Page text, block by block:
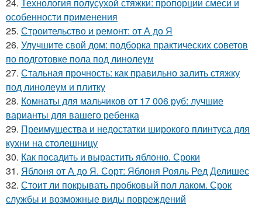
особенности применения
25. Строительство и ремонт: от А до Я
26. Улучшите свой дом: подборка практических советов
по подготовке пола под линолеум
27. Стальная прочность: как правильно залить стяжку
под линолеум и плитку
28. Комнаты для мальчиков от 17 006 руб: лучшие
варианты для вашего ребенка
29. Преимущества и недостатки широкого плинтуса для
кухни на столешницу
30. Как посадить и вырастить яблоню. Сроки
31. Яблоня от А до Я. Сорт: Яблоня Рояль Ред Делишес
32. Стоит ли покрывать пробковый пол лаком. Срок
службы и возможные виды повреждений